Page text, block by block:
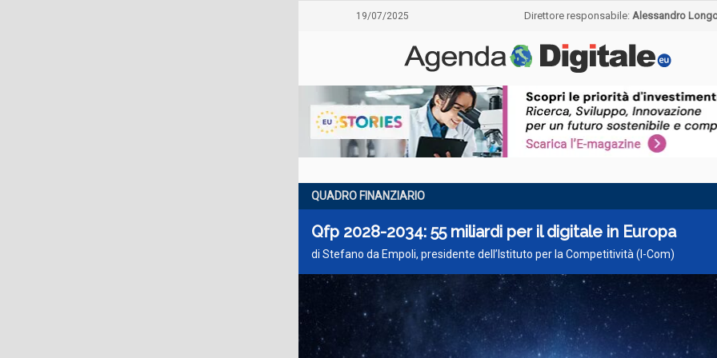
19/07/2025 Direttore responsabile: Alessandro
QUADRO FINANZIARIO
Qfp 2028-2034: 55 miliardi per il digitale in Europa
di Stefano da Empoli, presidente dell’Istituto per la Competitività (I-Com)